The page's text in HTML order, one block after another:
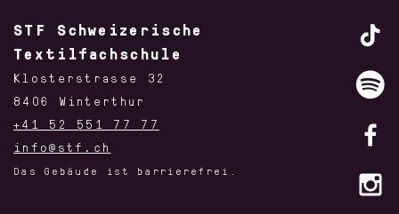
STF Schweizerische
Textilfachschule
Klosterstrasse 32
8406 Winterthur
+41 52 551 77 77
info@stf.ch
Das Gebäude ist barrierefrei.